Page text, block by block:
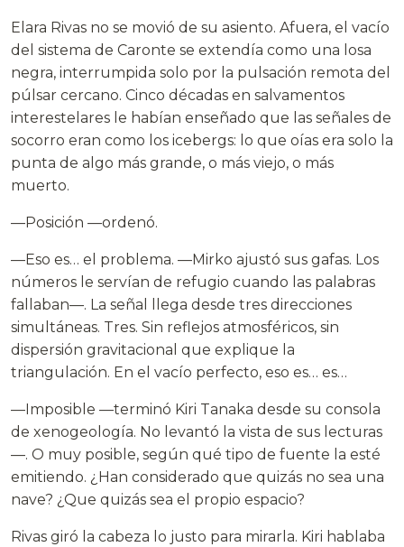
Elara Rivas no se movió de su asiento. Afuera, el vacío
del sistema de Caronte se extendía como una losa
negra, interrumpida solo por la pulsación remota del
púlsar cercano. Cinco décadas en salvamentos
interestelares le habían enseñado que las señales de
socorro eran como los icebergs: lo que oías era solo la
punta de algo más grande, o más viejo, o más
muerto.
—Posición —ordenó.
—Eso es… el problema. —Mirko ajustó sus gafas. Los
números le servían de refugio cuando las palabras
fallaban—. La señal llega desde tres direcciones
simultáneas. Tres. Sin reflejos atmosféricos, sin
dispersión gravitacional que explique la
triangulación. En el vacío perfecto, eso es… es…
—Imposible —terminó Kiri Tanaka desde su consola
de xenogeología. No levantó la vista de sus lecturas
—. O muy posible, según qué tipo de fuente la esté
emitiendo. ¿Han considerado que quizás no sea una
nave? ¿Que quizás sea el propio espacio?
Rivas giró la cabeza lo justo para mirarla. Kiri hablaba